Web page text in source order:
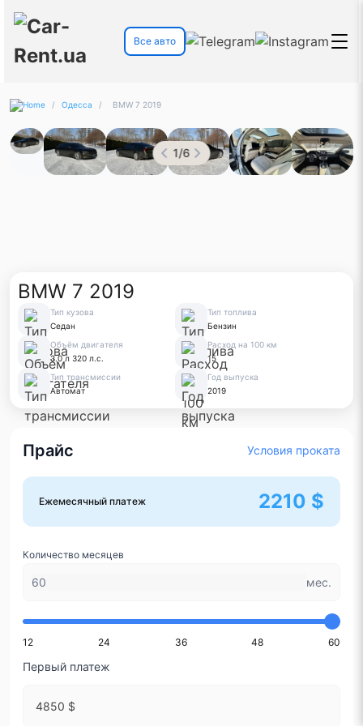
Все авто
/ Одесса / BMW 7 2019
1/6
BMW 7 2019
Тип кузова
Седан
Тип топлива
Бензин
Объём двигателя
3.0 л 320 л.с.
Расход на 100 км
15
Тип трансмиссии
Автомат
Год выпуска
2019
Прайс Условия проката
Ежемесячный платеж 2210 $
Количество месяцев
мес.
12 24 36 48 60
Первый платеж
4850 $